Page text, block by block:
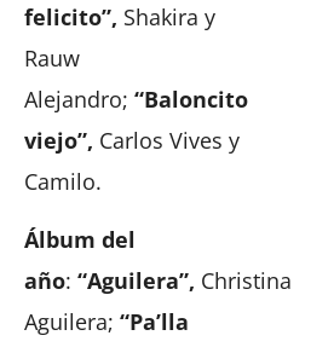
felicito”, Shakira y
Rauw
Alejandro; “Baloncito
viejo”, Carlos Vives y
Camilo.
Álbum del
año: “Aguilera”, Christina
Aguilera; “Pa’lla